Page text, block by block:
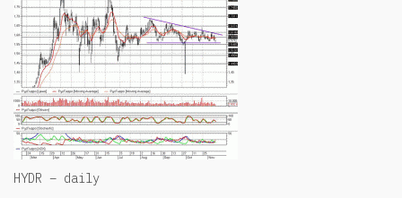
HYDR – daily